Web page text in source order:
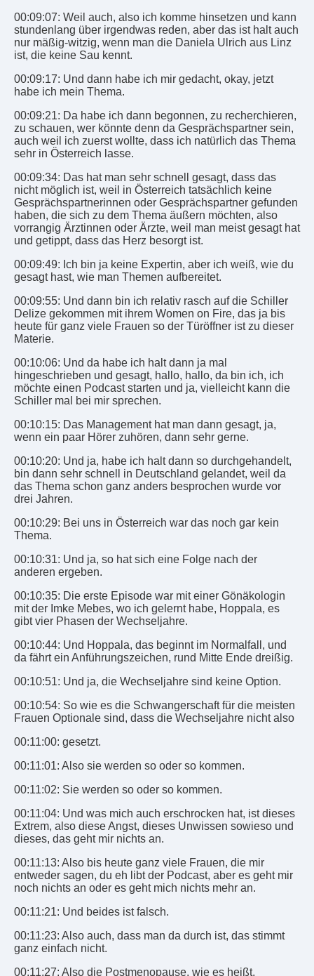
00:09:07: Weil auch, also ich komme hinsetzen und kann
stundenlang über irgendwas reden, aber das ist halt auch
nur mäßig-witzig, wenn man die Daniela Ulrich aus Linz
ist, die keine Sau kennt.
00:09:17: Und dann habe ich mir gedacht, okay, jetzt
habe ich mein Thema.
00:09:21: Da habe ich dann begonnen, zu recherchieren,
zu schauen, wer könnte denn da Gesprächspartner sein,
auch weil ich zuerst wollte, dass ich natürlich das Thema
sehr in Österreich lasse.
00:09:34: Das hat man sehr schnell gesagt, dass das
nicht möglich ist, weil in Österreich tatsächlich keine
Gesprächspartnerinnen oder Gesprächspartner gefunden
haben, die sich zu dem Thema äußern möchten, also
vorrangig Ärztinnen oder Ärzte, weil man meist gesagt hat
und getippt, dass das Herz besorgt ist.
00:09:49: Ich bin ja keine Expertin, aber ich weiß, wie du
gesagt hast, wie man Themen aufbereitet.
00:09:55: Und dann bin ich relativ rasch auf die Schiller
Delize gekommen mit ihrem Women on Fire, das ja bis
heute für ganz viele Frauen so der Türöffner ist zu dieser
Materie.
00:10:06: Und da habe ich halt dann ja mal
hingeschrieben und gesagt, hallo, hallo, da bin ich, ich
möchte einen Podcast starten und ja, vielleicht kann die
Schiller mal bei mir sprechen.
00:10:15: Das Management hat man dann gesagt, ja,
wenn ein paar Hörer zuhören, dann sehr gerne.
00:10:20: Und ja, habe ich halt dann so durchgehandelt,
bin dann sehr schnell in Deutschland gelandet, weil da
das Thema schon ganz anders besprochen wurde vor
drei Jahren.
00:10:29: Bei uns in Österreich war das noch gar kein
Thema.
00:10:31: Und ja, so hat sich eine Folge nach der
anderen ergeben.
00:10:35: Die erste Episode war mit einer Gönäkologin
mit der Imke Mebes, wo ich gelernt habe, Hoppala, es
gibt vier Phasen der Wechseljahre.
00:10:44: Und Hoppala, das beginnt im Normalfall, und
da fährt ein Anführungszeichen, rund Mitte Ende dreißig.
00:10:51: Und ja, die Wechseljahre sind keine Option.
00:10:54: So wie es die Schwangerschaft für die meisten
Frauen Optionale sind, dass die Wechseljahre nicht also
00:11:00: gesetzt.
00:11:01: Also sie werden so oder so kommen.
00:11:02: Sie werden so oder so kommen.
00:11:04: Und was mich auch erschrocken hat, ist dieses
Extrem, also diese Angst, dieses Unwissen sowieso und
dieses, das geht mir nichts an.
00:11:13: Also bis heute ganz viele Frauen, die mir
entweder sagen, du eh libt der Podcast, aber es geht mir
noch nichts an oder es geht mich nichts mehr an.
00:11:21: Und beides ist falsch.
00:11:23: Also auch, dass man da durch ist, das stimmt
ganz einfach nicht.
00:11:27: Also die Postmenopause, wie es heißt,